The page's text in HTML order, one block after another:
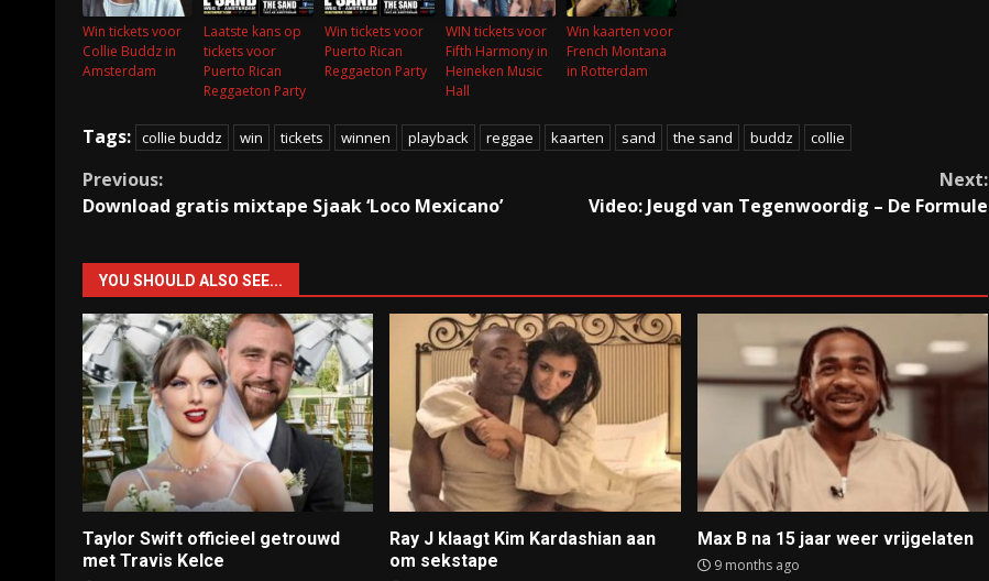
Win tickets voor
Collie Buddz in
Amsterdam
Laatste kans op
tickets voor
Puerto Rican
Reggaeton Party
Win tickets voor
Puerto Rican
Reggaeton Party
WIN tickets voor
Fifth Harmony in
Heineken Music
Hall
Win kaarten voor
French Montana
in Rotterdam
Tags: collie buddz win tickets winnen playback reggae kaarten sand the sand buddz collie
Continue
Reading
Previous:
Download gratis mixtape Sjaak ‘Loco Mexicano’
Next:
Video: Jeugd van Tegenwoordig – De Formule
YOU SHOULD ALSO SEE...
Taylor Swift officieel getrouwd
met Travis Kelce
Ray J klaagt Kim Kardashian aan
om sekstape
Max B na 15 jaar weer vrijgelaten
9 months ago